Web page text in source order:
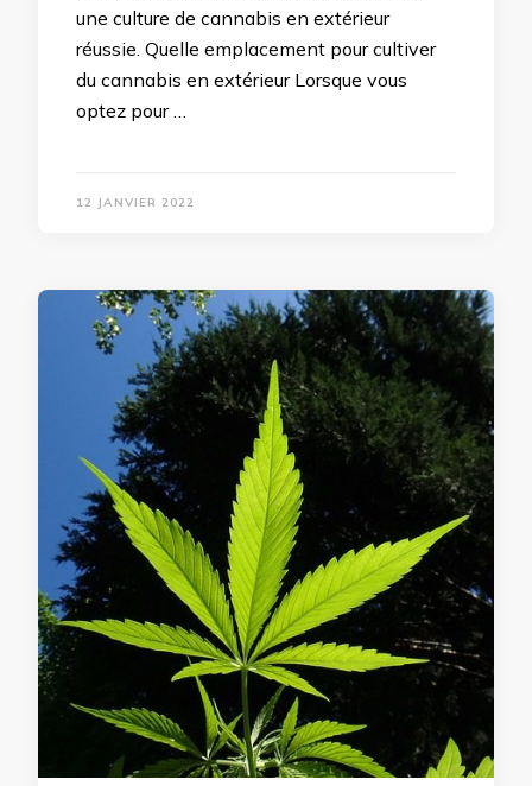
une culture de cannabis en extérieur
réussie. Quelle emplacement pour cultiver
du cannabis en extérieur Lorsque vous
optez pour …
12 JANVIER 2022